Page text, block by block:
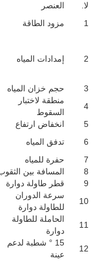
لا.
العنصر
مزود الطاقة
إمدادات المياه
حجم خزان المياه
4
منطقة لاختبار
السقوط
5
انخفاض ارتفاع
تدفق المياه
حفرة للمياه
المسافة بين الثقوب
قطر طاولة دوارة
10
سرعة الدوران
للطاولة دوارة
11
الحاملة للطاولة
دوارة
12
15 ° شطبة لدعم
عينة